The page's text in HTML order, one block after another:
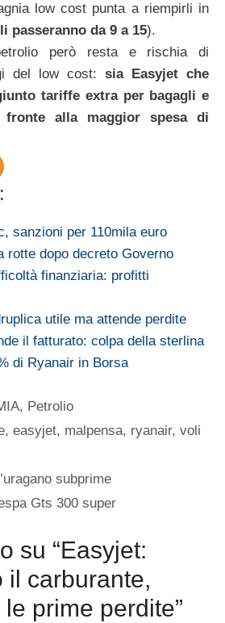
low cost punta a riempirli in
passeranno da 9 a 15).
però resta e rischia di
del low cost: sia Easyjet che
tariffe extra per bagagli e
alla maggior spesa di
sanzioni per 110mila euro
rotte dopo decreto Governo
finanziaria: profitti
utile ma attende perdite
il fatturato: colpa della sterlina
di Ryanair in Borsa
, Petrolio
,easyjet, malpensa, ryanair,voli
subprime
Gts 300 super
su “Easyjet:
il carburante,
prime perdite”